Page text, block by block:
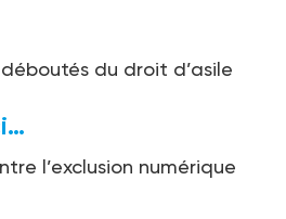
du droit d’asile
l’exclusion numérique